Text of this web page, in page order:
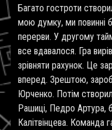
Багато гостроти
мою думку, ми повинні
перерви. У другому
все вдавалося. Гра
зрівняти рахунок. Це
вперед. Зрештою,
Юрченко. Потім
Рашиці, Педро Артура,
Калітвінцева. Команда